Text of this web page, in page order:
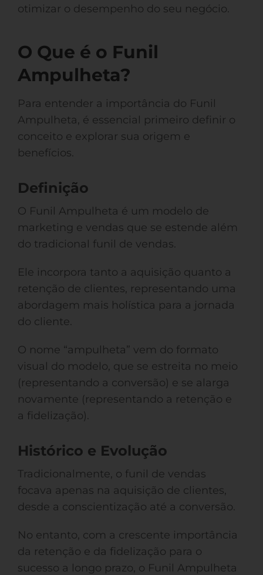
otimizar o desempenho do seu negócio.
O Que é o Funil
Ampulheta?
Para entender a importância do Funil
Ampulheta, é essencial primeiro definir o
conceito e explorar sua origem e
benefícios.
Definição
O Funil Ampulheta é um modelo de
marketing e vendas que se estende além
do tradicional funil de vendas.
Ele incorpora tanto a aquisição quanto a
retenção de clientes, representando uma
abordagem mais holística para a jornada
do cliente.
O nome “ampulheta” vem do formato
visual do modelo, que se estreita no meio
(representando a conversão) e se alarga
novamente (representando a retenção e
a fidelização).
Histórico e Evolução
Tradicionalmente, o funil de vendas
focava apenas na aquisição de clientes,
desde a conscientização até a conversão.
No entanto, com a crescente importância
da retenção e da fidelização para o
sucesso a longo prazo, o Funil Ampulheta